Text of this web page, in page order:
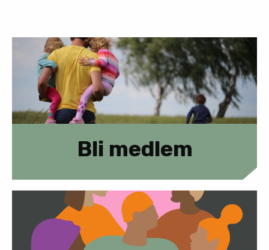
Bli medlem